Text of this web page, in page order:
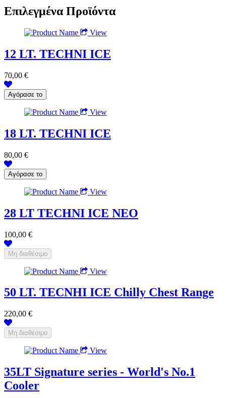
Επιλεγμένα Προϊόντα
View
12 LT. TECHNI ICE
70,00 €
View
18 LT. TECHNI ICE
80,00 €
View
28 LT TECHNI ICE NEO
100,00 €
View
50 LT. TECNHI ICE Chilly Chest Range
220,00 €
View
35LT Signature series - World's No.1
Cooler